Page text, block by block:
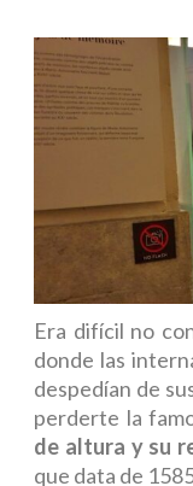
Era difícil no
donde las
despedían de
perderte la
de altura y su
que data de